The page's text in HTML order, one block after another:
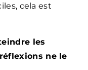
cela est
les
ne le